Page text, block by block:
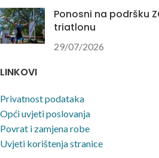
Ponosni na podršku
triatlonu
29/07/2026
LINKOVI
Privatnost podataka
Opći uvjeti poslovanja
Povrat i zamjena robe
Uvjeti korištenja stranice